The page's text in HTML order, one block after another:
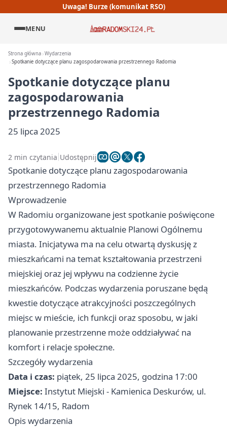
Uwaga! Burze (komunikat RSO)
MENU
Strona główna Wydarzenia
Spotkanie dotyczące planu zagospodarowania przestrzennego Radomia
Spotkanie dotyczące planu
zagospodarowania
przestrzennego Radomia
25 lipca 2025
2 min czytania Udostępnij
Spotkanie dotyczące planu zagospodarowania
przestrzennego Radomia
Wprowadzenie
W Radomiu organizowane jest spotkanie poświęcone
przygotowywanemu aktualnie Planowi Ogólnemu
miasta. Inicjatywa ma na celu otwartą dyskusję z
mieszkańcami na temat kształtowania przestrzeni
miejskiej oraz jej wpływu na codzienne życie
mieszkańców. Podczas wydarzenia poruszane będą
kwestie dotyczące atrakcyjności poszczególnych
miejsc w mieście, ich funkcji oraz sposobu, w jaki
planowanie przestrzenne może oddziaływać na
komfort i relacje społeczne.
Szczegóły wydarzenia
Data i czas: piątek, 25 lipca 2025, godzina 17:00
Miejsce: Instytut Miejski - Kamienica Deskurów, ul.
Rynek 14/15, Radom
Opis wydarzenia